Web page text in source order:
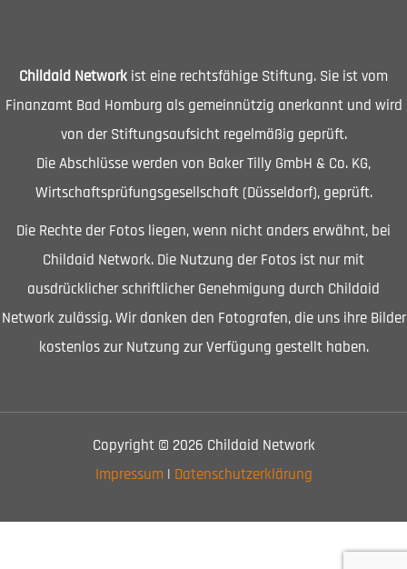
Childaid Network ist eine rechtsfähige Stiftung. Sie ist vom
Finanzamt Bad Homburg als gemeinnützig anerkannt und wird
von der Stiftungsaufsicht regelmäßig geprüft.
Die Abschlüsse werden von Baker Tilly GmbH & Co. KG,
Wirtschaftsprüfungsgesellschaft (Düsseldorf), geprüft.
Die Rechte der Fotos liegen, wenn nicht anders erwähnt, bei
Childaid Network. Die Nutzung der Fotos ist nur mit
ausdrücklicher schriftlicher Genehmigung durch Childaid
Network zulässig. Wir danken den Fotografen, die uns ihre Bilder
kostenlos zur Nutzung zur Verfügung gestellt haben.
Copyright © 2026 Childaid Network
Impressum | Datenschutzerklärung